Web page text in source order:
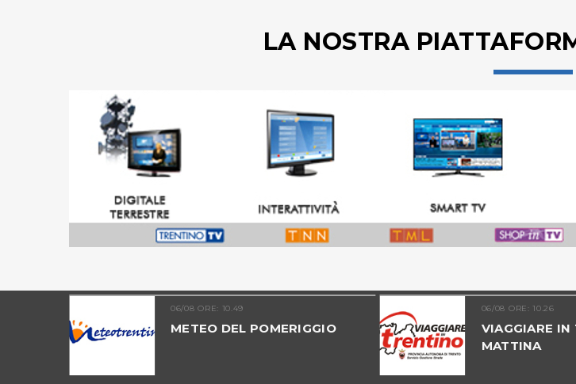
LA NOSTRA
06/08 ORE: 10.49
METEO DEL POMERIGGIO
06/08 ORE: 10.26
VIAGGIARE IN
MATTINA